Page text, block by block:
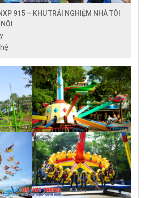
915 – KHU TRẢI NGHIỆM NHÀ TÔI